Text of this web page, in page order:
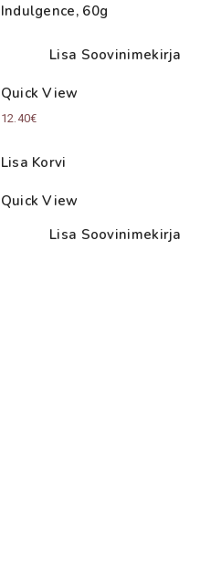
Indulgence, 60g
Lisa Soovinimekirja
Quick View
12.40€
Lisa Korvi
Quick View
Lisa Soovinimekirja